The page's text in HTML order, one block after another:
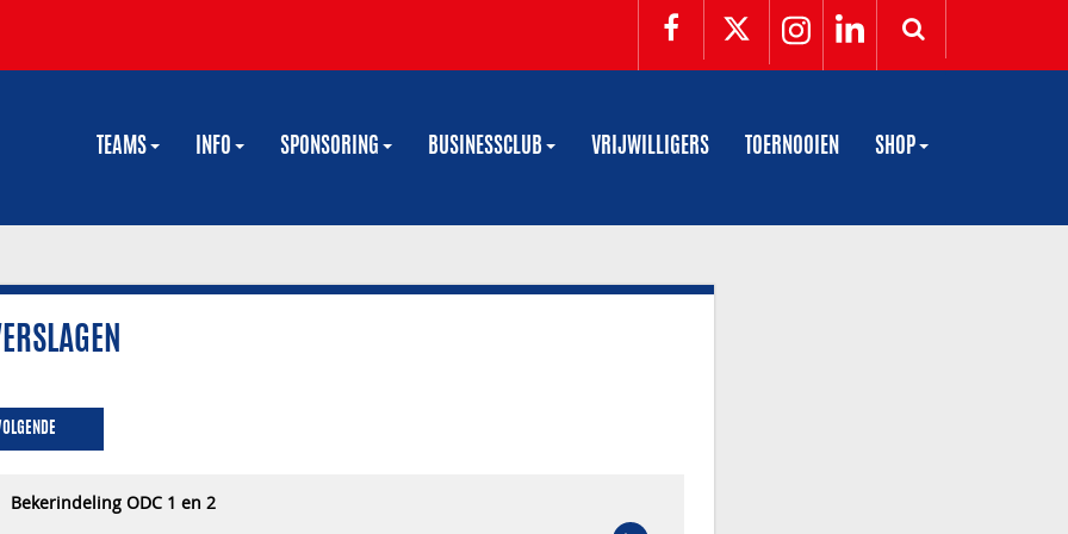
TEAMS INFO SPONSORING BUSINESSCLUB VRIJWILLIGERS TOERNOOIEN SHOP
Bekerindeling ODC 1 en 2